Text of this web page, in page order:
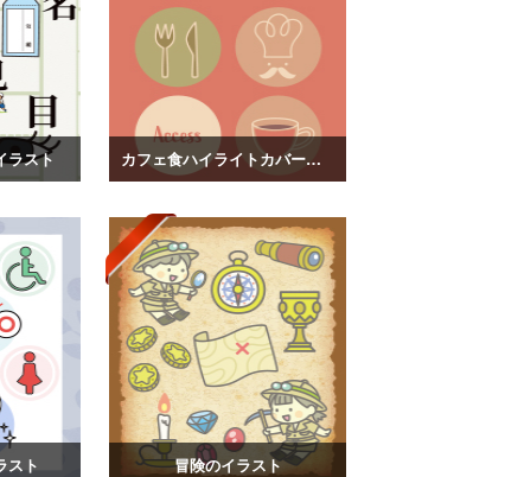
ラスト カフェ食ハイライトカバーイラスト
スト 冒険のイラスト